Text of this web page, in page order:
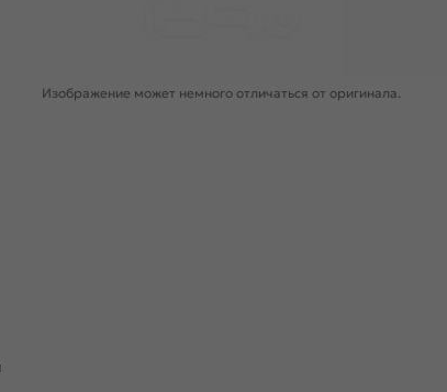
Изображение может немного отличаться от оригинала.